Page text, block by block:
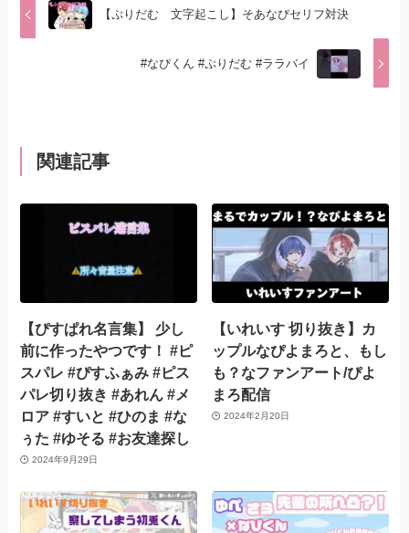
【ぷりだむ 文字起こし】そあなぴセリフ対決
#なぴくん #ぷりだむ #ララバイ
関連記事
【ぴすぱれ名言集】 少し
前に作ったやつです！ #ピ
スパレ #ぴすふぁみ #ピス
パレ切り抜き #あれん #メ
ロア #すいと #ひのま #な
ぅた #ゆそる #お友達探し
2024年9月29日
【いれいす 切り抜き】カ
ップルなぴよまろと、もし
も？なファンアート/ぴよ
まろ配信
2024年2月20日